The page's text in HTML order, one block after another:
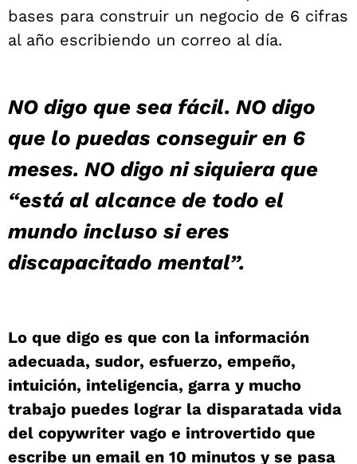
bases para construir un negocio de 6 cifras
al año escribiendo un correo al día.
NO digo que sea fácil. NO digo
que lo puedas conseguir en 6
meses. NO digo ni siquiera que
“está al alcance de todo el
mundo incluso si eres
discapacitado mental”.
Lo que digo es que con la información
adecuada, sudor, esfuerzo, empeño,
intuición, inteligencia, garra y mucho
trabajo puedes lograr la disparatada vida
del copywriter vago e introvertido que
escribe un email en 10 minutos y se pasa